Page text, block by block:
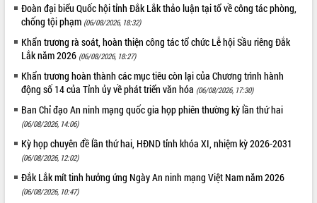
Đoàn đại biểu Quốc hội tỉnh Đắk Lắk thảo luận tại tổ về công tác phòng,
chống tội phạm (06/08/2026, 18:32)
Khẩn trương rà soát, hoàn thiện công tác tổ chức Lễ hội Sầu riêng Đắk
Lắk năm 2026 (06/08/2026, 18:27)
Khẩn trương hoàn thành các mục tiêu còn lại của Chương trình hành
động số 14 của Tỉnh ủy về phát triển văn hóa (06/08/2026, 17:30)
Ban Chỉ đạo An ninh mạng quốc gia họp phiên thường kỳ lần thứ hai
(06/08/2026, 14:06)
Kỳ họp chuyên đề lần thứ hai, HĐND tỉnh khóa XI, nhiệm kỳ 2026-2031
(06/08/2026, 12:02)
Đắk Lắk mít tinh hưởng ứng Ngày An ninh mạng Việt Nam năm 2026
(06/08/2026, 10:47)